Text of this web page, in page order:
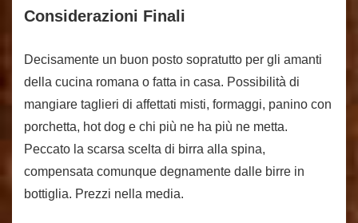
Considerazioni Finali
Decisamente un buon posto sopratutto per gli amanti
della cucina romana o fatta in casa. Possibilità di
mangiare taglieri di affettati misti, formaggi, panino con
porchetta, hot dog e chi più ne ha più ne metta.
Peccato la scarsa scelta di birra alla spina,
compensata comunque degnamente dalle birre in
bottiglia. Prezzi nella media.